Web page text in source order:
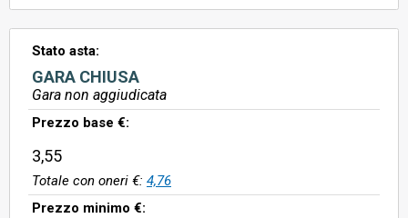
Stato asta:
GARA CHIUSA
Gara non aggiudicata
Prezzo base €:
3,55
Totale con oneri €: 4,76
Prezzo minimo €: